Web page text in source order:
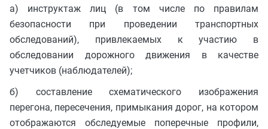
а) инструктаж лиц (в том числе по правилам
безопасности при проведении транспортных
обследований), привлекаемых к участию в
обследовании дорожного движения в качестве
учетчиков (наблюдателей);
б) составление схематического изображения
перегона, пересечения, примыкания дорог, на котором
отображаются обследуемые поперечные профили,